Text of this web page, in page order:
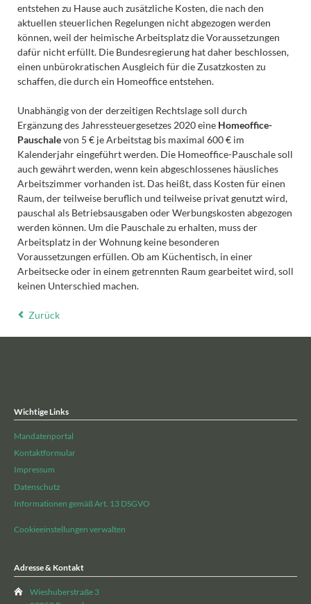
entstehen zu Hause auch zusätzliche Kosten, die nach den
aktuellen steuerlichen Regelungen nicht abgezogen werden
können, weil der heimische Arbeitsplatz die Voraussetzungen
dafür nicht erfüllt. Die Bundesregierung hat daher beschlossen,
einen unbürokratischen Ausgleich für die Zusatzkosten zu
schaffen, die durch ein Homeoffice entstehen.
Unabhängig von der derzeitigen Rechtslage soll durch
Ergänzung des Jahressteuergesetzes 2020 eine Homeoffice-
Pauschalevon 5 € je Arbeitstag bis maximal 600 € im
Kalenderjahr eingeführt werden. Die Homeoffice-Pauschale soll
auch gewährt werden, wenn kein abgeschlossenes häusliches
Arbeitszimmer vorhanden ist. Das heißt, dass Kosten für einen
Raum, der teilweise beruflich und teilweise privat genutzt wird,
pauschal als Betriebsausgaben oder Werbungskosten abgezogen
werden können. Um die Pauschale zu erhalten, muss der
Arbeitsplatz in der Wohnung keine besonderen
Voraussetzungen erfüllen. Ob am Küchentisch, in einer
Arbeitsecke oder in einem getrennten Raum gearbeitet wird, soll
keinen Unterschied machen.
Zurück
Wichtige Links
Mandatenportal
Kontaktformular
Impressum
Datenschutz
Informationen gemäß Art. 13 DSGVO
Cookieeinstellungen verwalten
Adresse & Kontakt
Wieshuberstraße 3